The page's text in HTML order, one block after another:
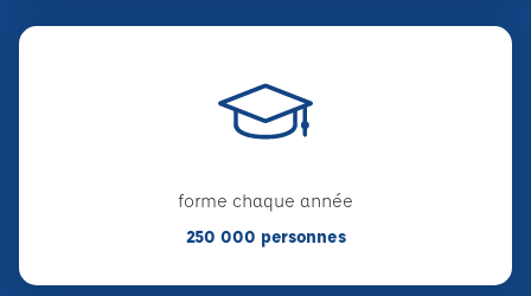
forme chaque année
250 000 personnes